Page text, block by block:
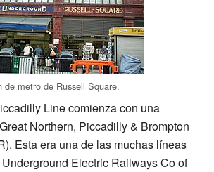
de metro de Russell Square.
Line comienza con una
Northern, Piccadilly & Brompton
Esta era una de las muchas líneas
Electric Railways Co of